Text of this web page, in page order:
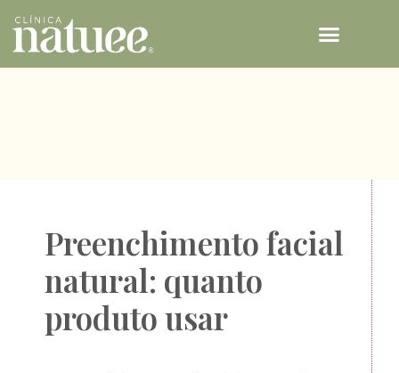
Preenchimento facial
natural: quanto
produto usar